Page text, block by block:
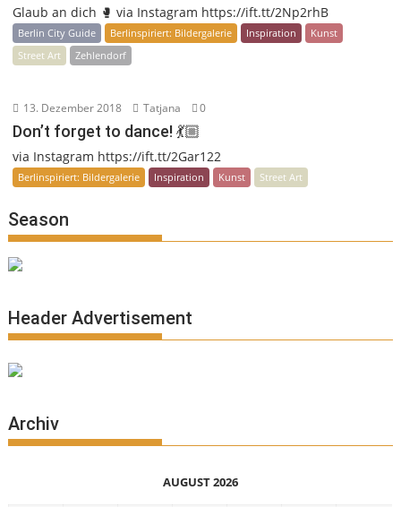
Glaub an dich 🥊 via Instagram https://ift.tt/2Np2rhB
Berlin City Guide Berlinspiriert: Bildergalerie Inspiration
Kunst
Street Art
Zehlendorf
13. Dezember 2018 Tatjana 0
Don’t forget to dance! 💃🏼
via Instagram https://ift.tt/2Gar122
Berlinspiriert: Bildergalerie Inspiration Kunst Street Art
Season
Header Advertisement
Archiv
AUGUST 2026